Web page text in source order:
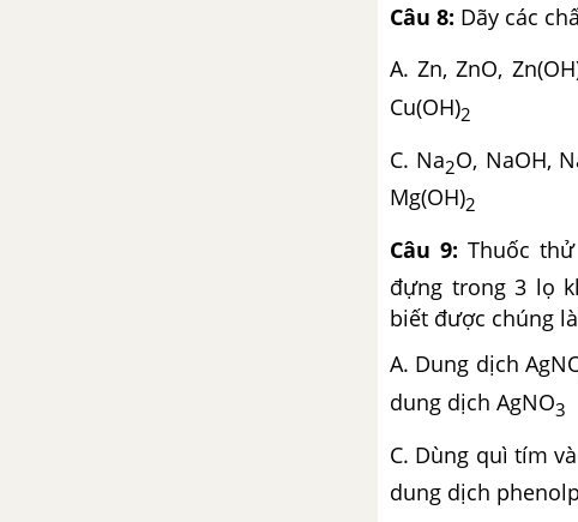
Câu 8: Dãy các
A. Zn, ZnO,
Cu(OH)2
C. Na2O, NaOH,
Mg(OH)2
Câu 9: Thuốc
đựng trong 3 lọ
biết được chúng
A. Dung dịch
dung dịch AgNO3
C. Dùng quì
dung dịch